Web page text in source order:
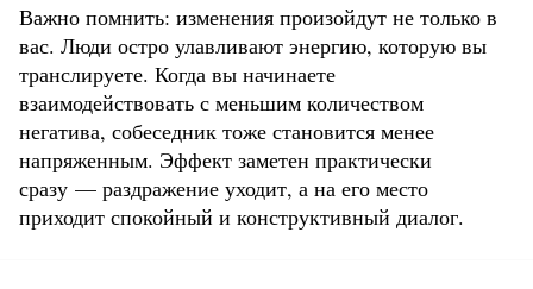
Важно помнить: изменения произойдут не только в
вас. Люди остро улавливают энергию, которую вы
транслируете. Когда вы начинаете
взаимодействовать с меньшим количеством
негатива, собеседник тоже становится менее
напряженным. Эффект заметен практически
сразу — раздражение уходит, а на его место
приходит спокойный и конструктивный диалог.